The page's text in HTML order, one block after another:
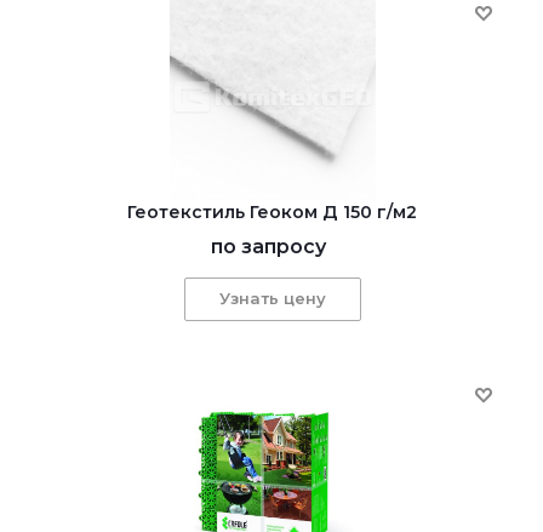
Геотекстиль Геоком Д 150 г/м2
по запросу
Узнать цену